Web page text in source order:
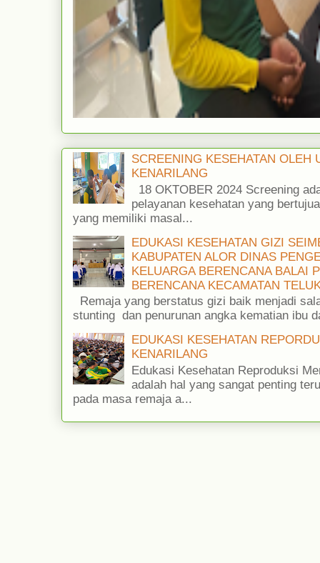
SCREENING KESEHATAN OLEH
KENARILANG
18 OKTOBER 2024 Screening
pelayanan kesehatan yang
yang memiliki masal...
EDUKASI KESEHATAN GIZI
KABUPATEN ALOR DINAS
KELUARGA BERENCANA BALAI
BERENCANA KECAMATAN
Remaja yang berstatus gizi baik menjadi
stunting dan penurunan angka kematian ibu
EDUKASI KESEHATAN
KENARILANG
Edukasi Kesehatan Reproduksi
adalah hal yang sangat penting
pada masa remaja a...